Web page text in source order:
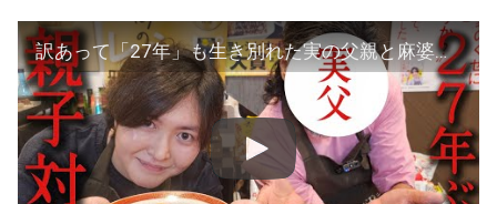
訳あって「27年」も生き別れた実の父親と麻婆豆腐対決しました